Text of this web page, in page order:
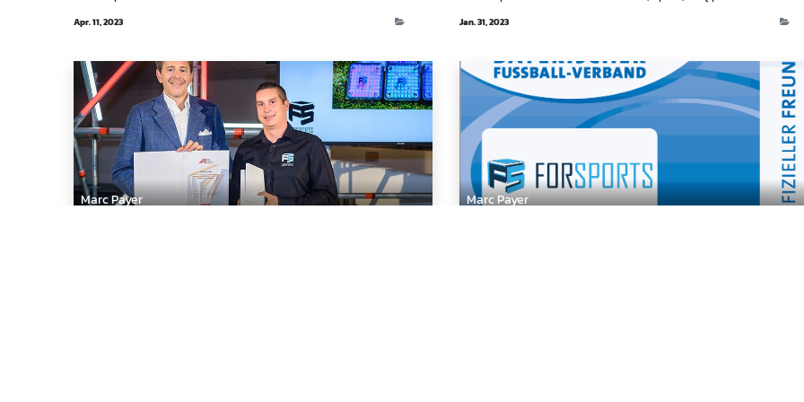
Apr. 11, 2023 Jan. 31, 2023
Marc Payer Marc Payer